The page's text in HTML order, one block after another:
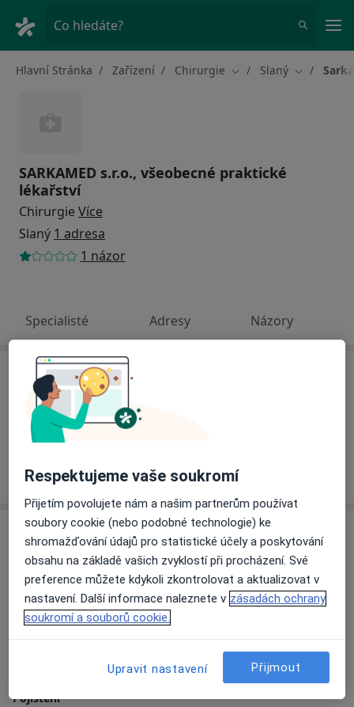
Co hledáte?
Hlavní Stránka Zařízení Chirurgie Změna města
Slaný Změna
SARKAMED s.r.o., všeobecné praktické
lékařství
Chirurgie Více
Slaný 1 adresa
1 názor
Specialisté Adresy Názory
Specialisté
Radovan Hajko
Adresa
Přiblížit mapu
SARKAMED s.r.o., všeobecné praktické lékařství
Pojištění
Respektujeme vaše soukromí
Přijetím povolujete nám a našim partnerům používat
soubory cookie (nebo podobné technologie) ke
shromažďování údajů pro statistické účely a poskytování
obsahu na základě vašich zvyklostí při procházení. Své
preference můžete kdykoli zkontrolovat a aktualizovat v
nastavení. Další informace naleznete v zásadách ochrany
soukromí a souborů cookie.
Upravit nastavení Přijmout